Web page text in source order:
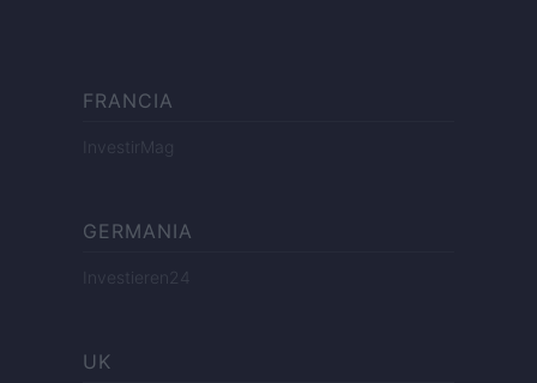
FRANCIA
InvestirMag
GERMANIA
Investieren24
UK